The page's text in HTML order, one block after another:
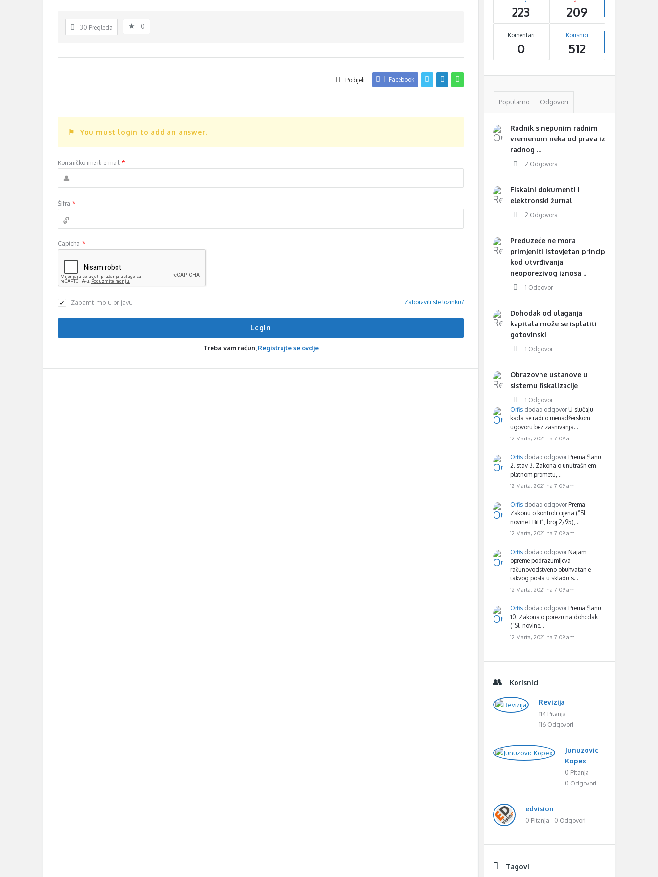
30 Pregleda 0
Podijeli Facebook
You must login to add an answer.
Korisničko ime ili e-mail *
Šifra *
Captcha *
Zapamti moju prijavu Zaboravili ste lozinku?
Treba vam račun, Registrujte se ovdje
223 209
Komentari
0
Korisnici
512
Popularno Odgovori
Radnik s nepunim radnim
vremenom neka od prava iz
radnog ...
2 Odgovora
Fiskalni dokumenti i
elektronski žurnal
2 Odgovora
Preduzeće ne mora
primjeniti istovjetan princip
kod utvrđivanja
neoporezivog iznosa ...
1 Odgovor
Dohodak od ulaganja
kapitala može se isplatiti
gotovinski
1 Odgovor
Obrazovne ustanove u
sistemu fiskalizacije
1 Odgovor
Orfis dodao odgovor U slučaju
kada se radi o menadžerskom
ugovoru bez zasnivanja…
12 Marta, 2021 na 7:09 am
Orfis dodao odgovor Prema članu
2. stav 3. Zakona o unutrašnjem
platnom prometu,…
12 Marta, 2021 na 7:09 am
Orfis dodao odgovor Prema
Zakonu o kontroli cijena (“Sl.
novine FBiH”, broj 2/95),…
12 Marta, 2021 na 7:09 am
Orfis dodao odgovor Najam
opreme podrazumijeva
računovodstveno obuhvatanje
takvog posla u skladu s…
12 Marta, 2021 na 7:09 am
Orfis dodao odgovor Prema članu
10. Zakona o porezu na dohodak
(“Sl. novine…
12 Marta, 2021 na 7:09 am
Korisnici
Revizija
114 Pitanja
116 Odgovori
Junuzovic
Kopex
0 Pitanja
0 Odgovori
edvision
0 Pitanja 0 Odgovori
Tagovi